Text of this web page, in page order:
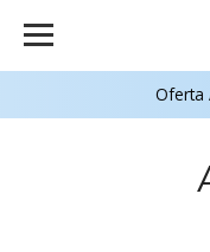
Oferta